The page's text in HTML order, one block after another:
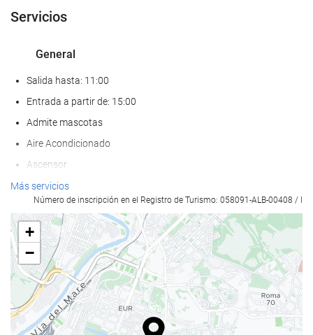
Servicios
General
Salida hasta: 11:00
Entrada a partir de: 15:00
Admite mascotas
Aire Acondicionado
Ascensor
Adaptado para personas con movilidad reducida
Habitaciones No fumadores
Comida y bebida
Restaurante
Menú infantil
Menú dietético bajo petición
Servicio de habitaciones
Más servicios
Número de inscripción en el Registro de Turismo: 058091-ALB-00408 / I
+
−